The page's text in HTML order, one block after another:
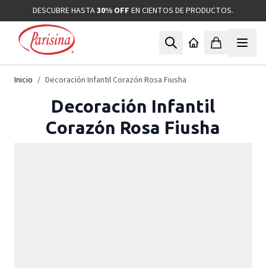
Ir al contenidoDESCUBRE HASTA30% OFF EN CIENTOS DE PRODUCTOS.
Inicio / Decoración Infantil Corazón Rosa Fiusha
Decoración Infantil
Corazón Rosa Fiusha